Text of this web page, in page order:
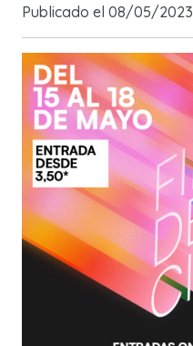
Publicado el 08/05/2023